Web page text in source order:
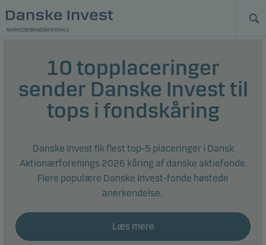
MARKEDSFØRINGSMATERIALE
10 topplaceringer
sender Danske Invest til
tops i fondskåring
Danske Invest fik flest top-5 placeringer i Dansk
Aktionærforenings 2026 kåring af danske aktiefonde.
Flere populære Danske Invest-fonde høstede
anerkendelse.
Læs mere